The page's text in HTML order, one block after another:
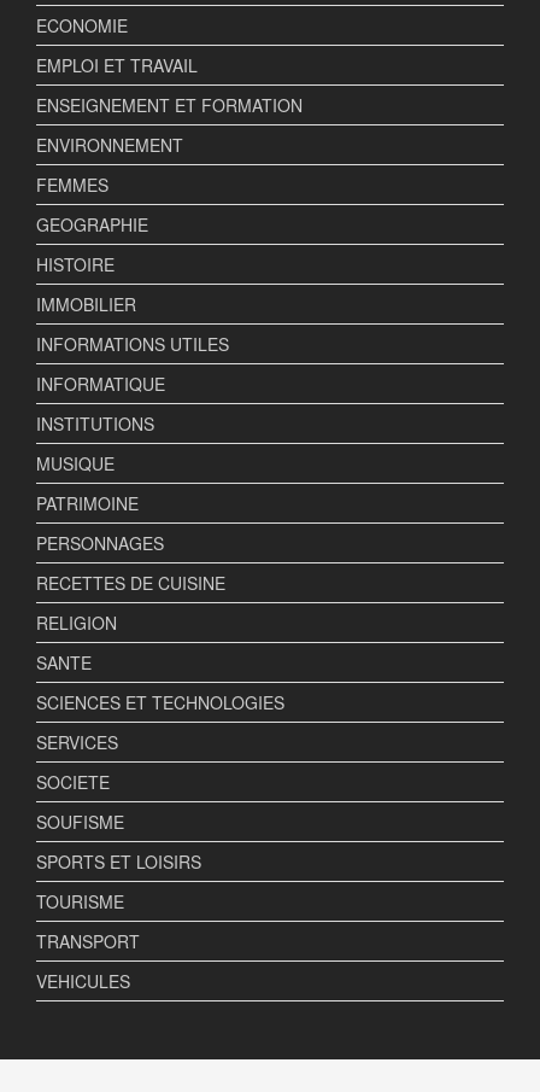
ECONOMIE
EMPLOI ET TRAVAIL
ENSEIGNEMENT ET FORMATION
ENVIRONNEMENT
FEMMES
GEOGRAPHIE
HISTOIRE
IMMOBILIER
INFORMATIONS UTILES
INFORMATIQUE
INSTITUTIONS
MUSIQUE
PATRIMOINE
PERSONNAGES
RECETTES DE CUISINE
RELIGION
SANTE
SCIENCES ET TECHNOLOGIES
SERVICES
SOCIETE
SOUFISME
SPORTS ET LOISIRS
TOURISME
TRANSPORT
VEHICULES